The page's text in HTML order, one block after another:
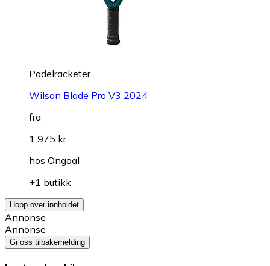
Padelracketer
Wilson Blade Pro V3 2024
fra
1 975 kr
hos Ongoal
+1 butikk
Hopp over innholdet
Annonse
Annonse
Gi oss tilbakemelding